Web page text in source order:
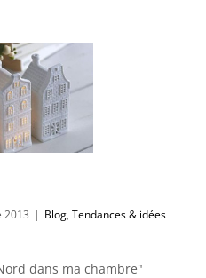
2013 | Blog, Tendances & idées
dans ma chambre"